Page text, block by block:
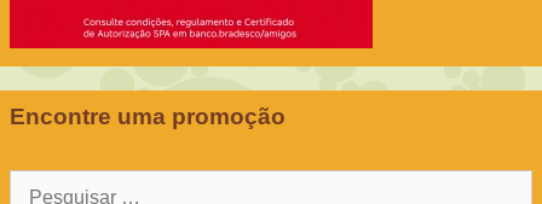
Encontre uma promoção